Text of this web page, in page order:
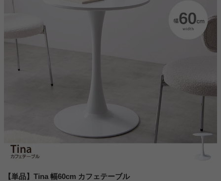
【単品】Tina 幅60cm カフェテーブル